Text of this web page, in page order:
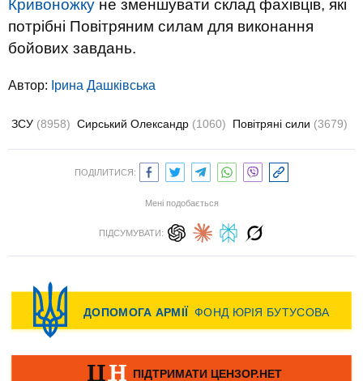
Кривоножку не зменшувати склад фахівців, які
потрібні Повітряним силам для виконання
бойових завдань.
Автор: Ірина Дашківська
ЗСУ (8958) Сирський Олександр (1060) Повітряні сили (3679)
ПОДІЛИТИСЯ:
Мені подобається
ПІДСУМУВАТИ: